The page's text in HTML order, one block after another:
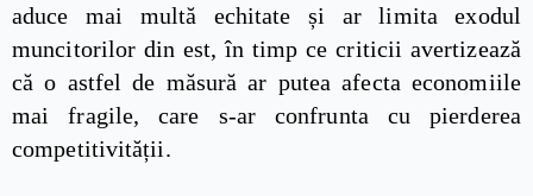
aduce mai multă echitate și ar limita exodul
muncitorilor din est, în timp ce criticii avertizează
că o astfel de măsură ar putea afecta economiile
mai fragile, care s-ar confrunta cu pierderea
competitivității.